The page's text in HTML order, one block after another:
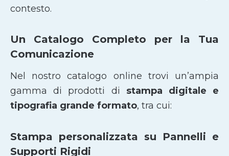
contesto.
Un Catalogo Completo per la Tua
Comunicazione
Nel nostro catalogo online trovi un’ampia
gamma di prodotti di stampa digitale e
tipografia grande formato, tra cui:
Stampa personalizzata su Pannelli e
Supporti Rigidi